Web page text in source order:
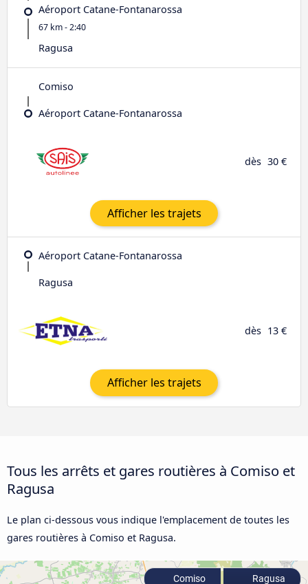
Aéroport Catane-Fontanarossa
67 km - 2:40
Ragusa
Comiso
Aéroport Catane-Fontanarossa
dès 30 €
Afficher les trajets
Aéroport Catane-Fontanarossa
Ragusa
dès 13 €
Afficher les trajets
Tous les arrêts et gares routières à Comiso et
Ragusa
Le plan ci-dessous vous indique l'emplacement de toutes les
gares routières à Comiso et Ragusa.
Comiso Ragusa